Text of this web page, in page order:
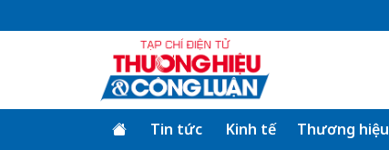
Tin tức Kinh tế Thương hiệu